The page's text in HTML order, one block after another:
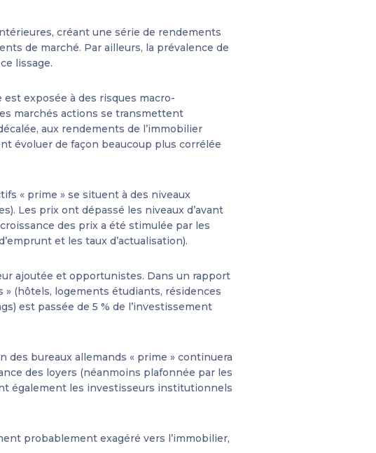
créant une série de rendements
de marché. Par ailleurs, la prévalence de
lissage.
exposée à des risques macro-
marchés actions se transmettent
aux rendements de l’immobilier
évoluer de façon beaucoup plus corrélée
« prime » se situent à des niveaux
Les prix ont dépassé les niveaux d’avant
des prix a été stimulée par les
et les taux d’actualisation).
ajoutée et opportunistes. Dans un rapport
» (hôtels, logements étudiants, résidences
est passée de 5 % de l’investissement
des bureaux allemands « prime » continuera
des loyers (néanmoins plafonnée par les
également les investisseurs institutionnels
probablement exagéré vers l’immobilier,